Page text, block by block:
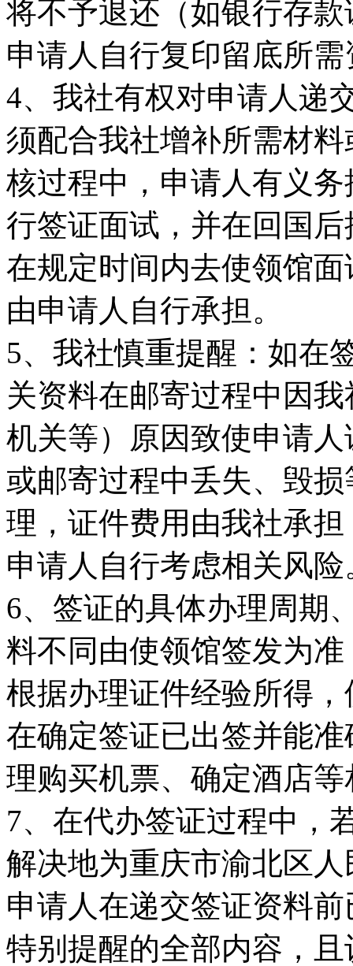
将不予退还（如银行存
申请人自行复印留底所需
4、我社有权对申请人递
须配合我社增补所需材
核过程中，申请人有义
行签证面试，并在回国
在规定时间内去使领馆
由申请人自行承担。
5、我社慎重提醒：如在
关资料在邮寄过程中因
机关等）原因致使申请
或邮寄过程中丢失、毁
理，证件费用由我社承
申请人自行考虑相关风险
6、签证的具体办理周期
料不同由使领馆签发为
根据办理证件经验所得
在确定签证已出签并能
理购买机票、确定酒店
7、在代办签证过程中，
解决地为重庆市渝北区
申请人在递交签证资料
特别提醒的全部内容，